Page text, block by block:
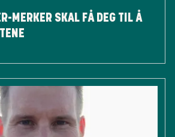
MERKER SKAL FÅ DEG TIL Å